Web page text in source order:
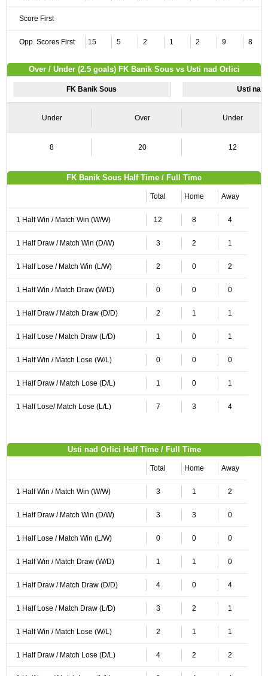
Score First
Opp. Scores First 15 5 2 1 2 9 8
Over / Under (2.5 goals) FK Banik Sous vs Usti nad Orlici
FK Banik Sous Usti nad
Under Over Under
8 20 12
FK Banik Sous Half Time / Full Time
Total Home Away
1 Half Win / Match Win (W/W) 12 8 4
1 Half Draw / Match Win (D/W) 3 2 1
1 Half Lose / Match Win (L/W) 2 0 2
1 Half Win / Match Draw (W/D) 0 0 0
1 Half Draw / Match Draw (D/D) 2 1 1
1 Half Lose / Match Draw (L/D) 1 0 1
1 Half Win / Match Lose (W/L) 0 0 0
1 Half Draw / Match Lose (D/L) 1 0 1
1 Half Lose/ Match Lose (L/L) 7 3 4
Usti nad Orlici Half Time / Full Time
Total Home Away
1 Half Win / Match Win (W/W) 3 1 2
1 Half Draw / Match Win (D/W) 3 3 0
1 Half Lose / Match Win (L/W) 0 0 0
1 Half Win / Match Draw (W/D) 1 1 0
1 Half Draw / Match Draw (D/D) 4 0 4
1 Half Lose / Match Draw (L/D) 3 2 1
1 Half Win / Match Lose (W/L) 2 1 1
1 Half Draw / Match Lose (D/L) 4 2 2